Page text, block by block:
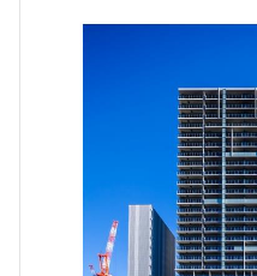
お部屋を